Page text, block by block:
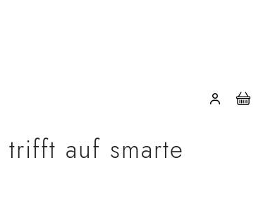
trifft auf smarte